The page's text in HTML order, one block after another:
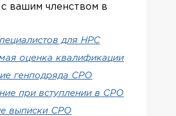
вашим членством в
для НРС
оценка квалификации
генподряда СРО
при вступлении в СРО
выписки СРО